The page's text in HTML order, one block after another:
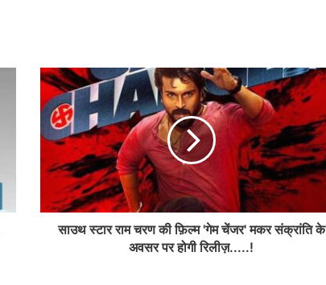
साउथ स्टार राम चरण की फ़िल्म 'गेम चेंजर' मकर संक्रांति के
अवसर पर होगी रिलीज़.....!